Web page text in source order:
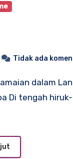
Tidak ada
Di tengah